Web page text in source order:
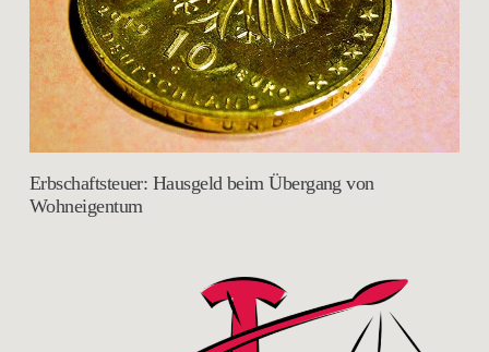
Erbschaftsteuer: Hausgeld beim Übergang von
Wohneigentum